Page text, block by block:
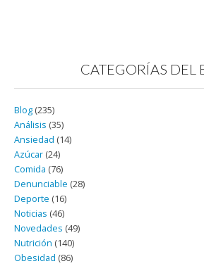
CATEGORÍAS DEL
Blog (235)
Análisis (35)
Ansiedad (14)
Azúcar (24)
Comida (76)
Denunciable (28)
Deporte (16)
Noticias (46)
Novedades (49)
Nutrición (140)
Obesidad (86)